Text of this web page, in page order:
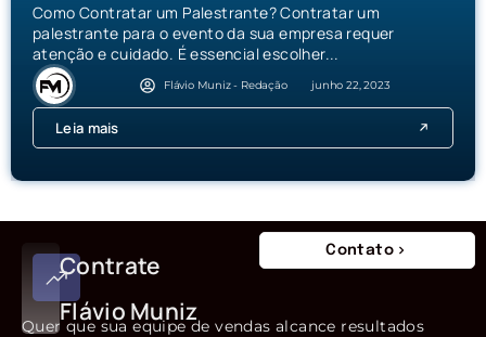
Como Contratar um Palestrante? Contratar um
palestrante para o evento da sua empresa requer
atenção e cuidado. É essencial escolher...
Flávio Muniz - Redação junho 22, 2023
Leia mais
Contrate
Flávio Muniz
Contato
Quer que sua equipe de vendas alcance resultados